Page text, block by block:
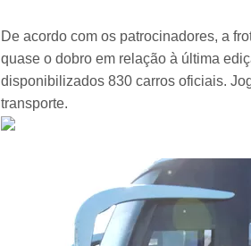
De acordo com os patrocinadores, a
quase o dobro em relação à última
disponibilizados 830 carros oficiais.
transporte.